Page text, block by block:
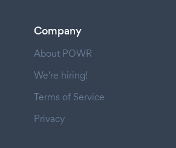
Company
About POWR
We're hiring!
Terms of Service
Privacy